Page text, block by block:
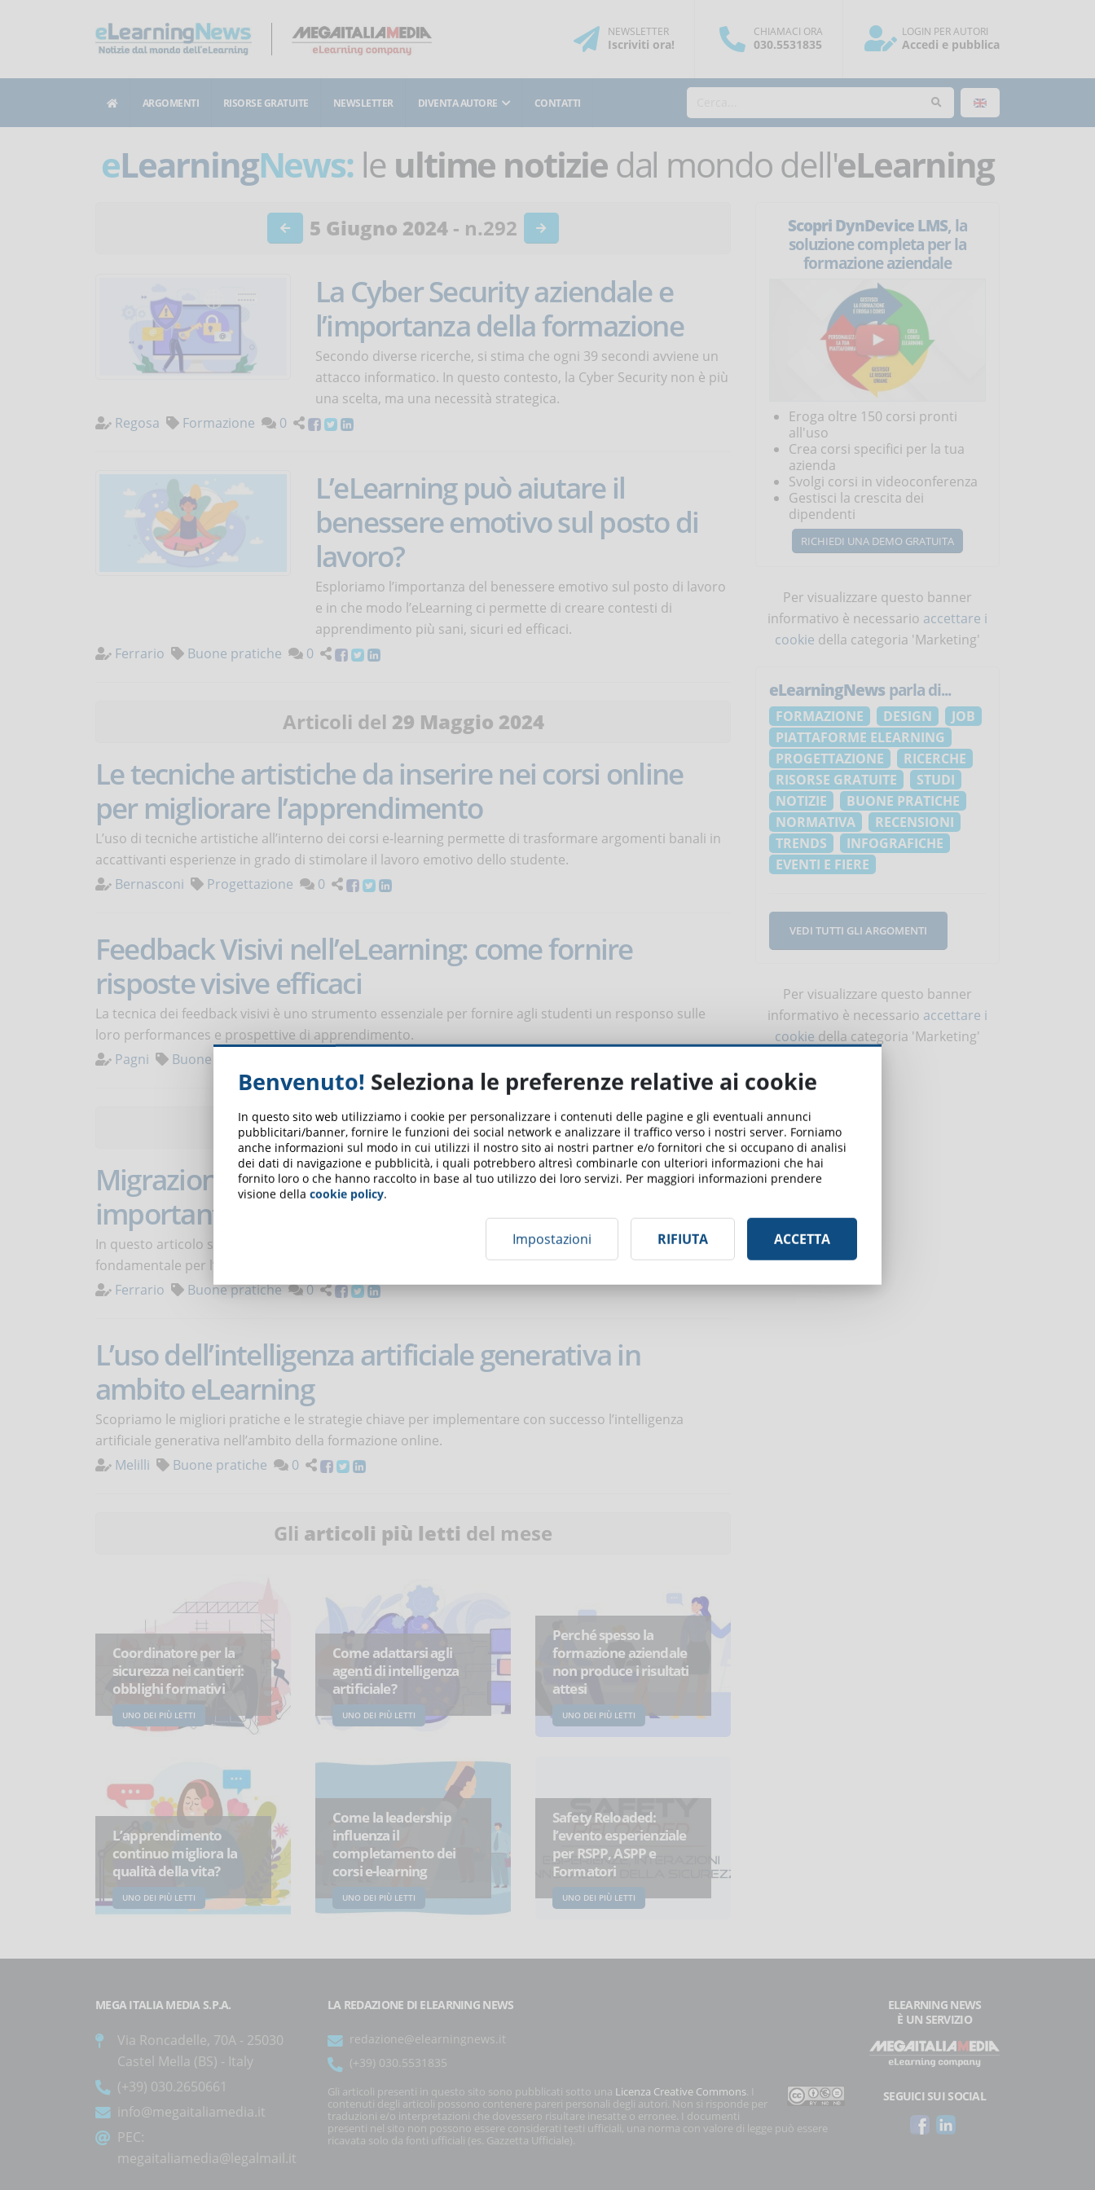
NEWSLETTER
Iscriviti ora!
CHIAMACI ORA
030.5531835
LOGIN PER AUTORI
Accedi e pubblica
ARGOMENTI RISORSE GRATUITE NEWSLETTER DIVENTA AUTORE CONTATTI
eLearningNews: le ultime notiziedal mondo dell'eLearning
5 Giugno 2024- n.292
La Cyber Security aziendale e
l’importanza della formazione
Secondo diverse ricerche, si stima che ogni 39 secondi avviene un
attacco informatico. In questo contesto, la Cyber Security non è più
una scelta, ma una necessità strategica.
Regosa
Formazione 0
L’eLearning può aiutare il
benessere emotivo sul posto di
lavoro?
Esploriamo l’importanza del benessere emotivo sul posto di lavoro
e in che modo l’eLearning ci permette di creare contesti di
apprendimento più sani, sicuri ed efficaci.
Ferrario
Buone pratiche 0
Articoli del 29 Maggio 2024
Le tecniche artistiche da inserire nei corsi online
per migliorare l’apprendimento
L’uso di tecniche artistiche all’interno dei corsi e-learning permette di trasformare argomenti banali in
accattivanti esperienze in grado di stimolare il lavoro emotivo dello studente.
Bernasconi
Progettazione 0
Feedback Visivi nell’eLearning: come fornire
risposte visive efficaci
La tecnica dei feedback visivi è uno strumento essenziale per fornire agli studenti un responso sulle
loro performances e prospettive di apprendimento.
Pagni
Buone pratiche
Articoli del22 Maggio 2024
Migrazione dei dati nell’eLearning: cos’è e perché è
importante
In questo articolo scopriamo cos’è la migrazione dei dati, perché se ne parla così spesso e perché è
fondamentale per l’eLearning
Ferrario
Buone pratiche 0
L’uso dell’intelligenza artificiale generativa in
ambito eLearning
Scopriamo le migliori pratiche e le strategie chiave per implementare con successo l’intelligenza
artificiale generativa nell’ambito della formazione online.
Melilli
Buone pratiche 0
Gli articoli più letti del mese
Coordinatore per la
sicurezza nei cantieri:
obblighi formativi
UNO DEI PIÙ LETTI
Come adattarsi agli
agenti di intelligenza
artificiale?
UNO DEI PIÙ LETTI
Perché spesso la
formazione aziendale
non produce i risultati
attesi
UNO DEI PIÙ LETTI
L’apprendimento
continuo migliora la
qualità della vita?
UNO DEI PIÙ LETTI
Come la leadership
influenza il
completamento dei
corsi e-learning
UNO DEI PIÙ LETTI
Safety Reloaded:
l’evento esperienziale
per RSPP, ASPP e
Formatori
UNO DEI PIÙ LETTI
Scopri DynDevice LMS, la
soluzione completa per la
formazione aziendale
Eroga oltre 150 corsi pronti
all'uso
Crea corsi specifici per la tua
azienda
Svolgi corsi in videoconferenza
Gestisci la crescita dei
dipendenti
RICHIEDI UNA DEMO GRATUITA
Per visualizzare questo banner
informativo è necessario accettare i
cookie della categoria 'Marketing'
eLearningNews parla di...
FORMAZIONE DESIGN
JOB
PIATTAFORME ELEARNING
PROGETTAZIONE
RICERCHE
RISORSE GRATUITE
STUDI
NOTIZIE
BUONE PRATICHE
NORMATIVA
RECENSIONI
TRENDS
INFOGRAFICHE
EVENTI E FIERE
VEDI TUTTI GLI ARGOMENTI
Per visualizzare questo banner
informativo è necessario accettare i
cookie della categoria 'Marketing'
MEGA ITALIA MEDIA S.P.A.
Via Roncadelle, 70A - 25030
Castel Mella (BS) - Italy
(+39) 030.2650661
info@megaitaliamedia.it
PEC:
megaitaliamedia@legalmail.it
LA REDAZIONE DI ELEARNING NEWS
redazione@elearningnews.it
(+39) 030.5531835
Gli articoli presenti in questo sito sono pubblicati sotto una Licenza Creative Commons. I
contenuti degli articoli possono contenere pareri personali degli autori. Non si risponde per
traduzioni e/o interpretazioni che dovessero risultare inesatte o erronee. I documenti
presenti nel sito non possono essere considerati testi ufficiali, una norma con valore di legge può essere
ricavata solo da fonti ufficiali (es. Gazzetta Ufficiale).
ELEARNING NEWS
È UN SERVIZIO
SEGUICI SUI SOCIAL
Benvenuto! Seleziona le preferenze relative ai cookie
In questo sito web utilizziamo i cookie per personalizzare i contenuti delle pagine e gli eventuali annunci
pubblicitari/banner, fornire le funzioni dei social network e analizzare il traffico verso i nostri server. Forniamo
anche informazioni sul modo in cui utilizzi il nostro sito ai nostri partner e/o fornitori che si occupano di analisi
dei dati di navigazione e pubblicità, i quali potrebbero altresì combinarle con ulteriori informazioni che hai
fornito loro o che hanno raccolto in base al tuo utilizzo dei loro servizi. Per maggiori informazioni prendere
visione della cookie policy.
Impostazioni RIFIUTA ACCETTA